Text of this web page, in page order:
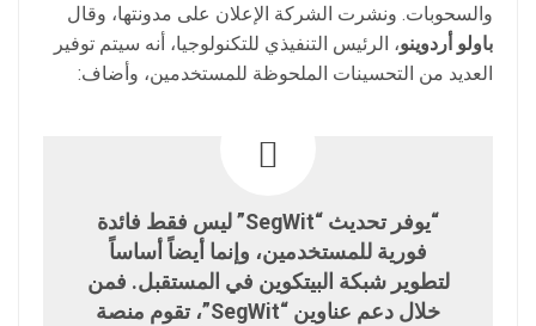
والسحوبات. ونشرت الشركة الإعلان على مدونتها، وقال
باولو أردوينو، الرئيس التنفيذي للتكنولوجيا، أنه سيتم توفير
العديد من التحسينات الملحوظة للمستخدمين، وأضاف:
“يوفر تحديث “SegWit” ليس فقط فائدة
فورية للمستخدمين، وإنما أيضاً أساساً
لتطوير شبكة البيتكوين في المستقبل. فمن
خلال دعم عناوين “SegWit”، تقوم منصة